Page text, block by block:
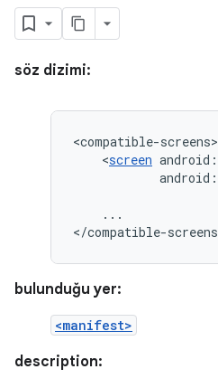
söz dizimi:
<screen android:
android:
...
</compatible-
bulunduğu yer:
<manifest>
description: